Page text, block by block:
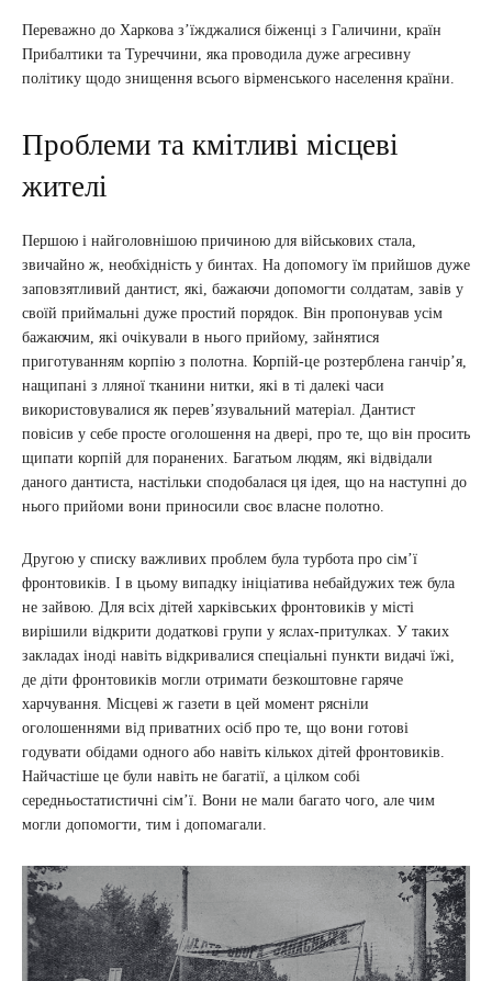
Переважно до Харкова з’їжджалися біженці з Галичини, країн
Прибалтики та Туреччини, яка проводила дуже агресивну
політику щодо знищення всього вірменського населення країни.
Проблеми та кмітливі місцеві
жителі
Першою і найголовнішою причиною для військових стала,
звичайно ж, необхідність у бинтах. На допомогу їм прийшов дуже
заповзятливий дантист, які, бажаючи допомогти солдатам, завів у
своїй приймальні дуже простий порядок. Він пропонував усім
бажаючим, які очікували в нього прийому, зайнятися
приготуванням корпію з полотна. Корпій-це розтерблена ганчір’я,
нащипані з лляної тканини нитки, які в ті далекі часи
використовувалися як перев’язувальний матеріал. Дантист
повісив у себе просте оголошення на двері, про те, що він просить
щипати корпій для поранених. Багатьом людям, які відвідали
даного дантиста, настільки сподобалася ця ідея, що на наступні до
нього прийоми вони приносили своє власне полотно.
Другою у списку важливих проблем була турбота про сім’ї
фронтовиків. І в цьому випадку ініціатива небайдужих теж була
не зайвою. Для всіх дітей харківських фронтовиків у місті
вирішили відкрити додаткові групи у яслах-притулках. У таких
закладах іноді навіть відкривалися спеціальні пункти видачі їжі,
де діти фронтовиків могли отримати безкоштовне гаряче
харчування. Місцеві ж газети в цей момент рясніли
оголошеннями від приватних осіб про те, що вони готові
годувати обідами одного або навіть кількох дітей фронтовиків.
Найчастіше це були навіть не багатії, а цілком собі
середньостатистичні сім’ї. Вони не мали багато чого, але чим
могли допомогти, тим і допомагали.